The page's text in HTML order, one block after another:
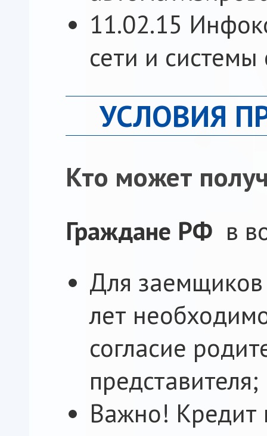
11.02.15
сети и системы
УСЛОВИЯ
Кто может
Граждане РФ в
Для
лет
согласие
представителя;
Важно! Кредит